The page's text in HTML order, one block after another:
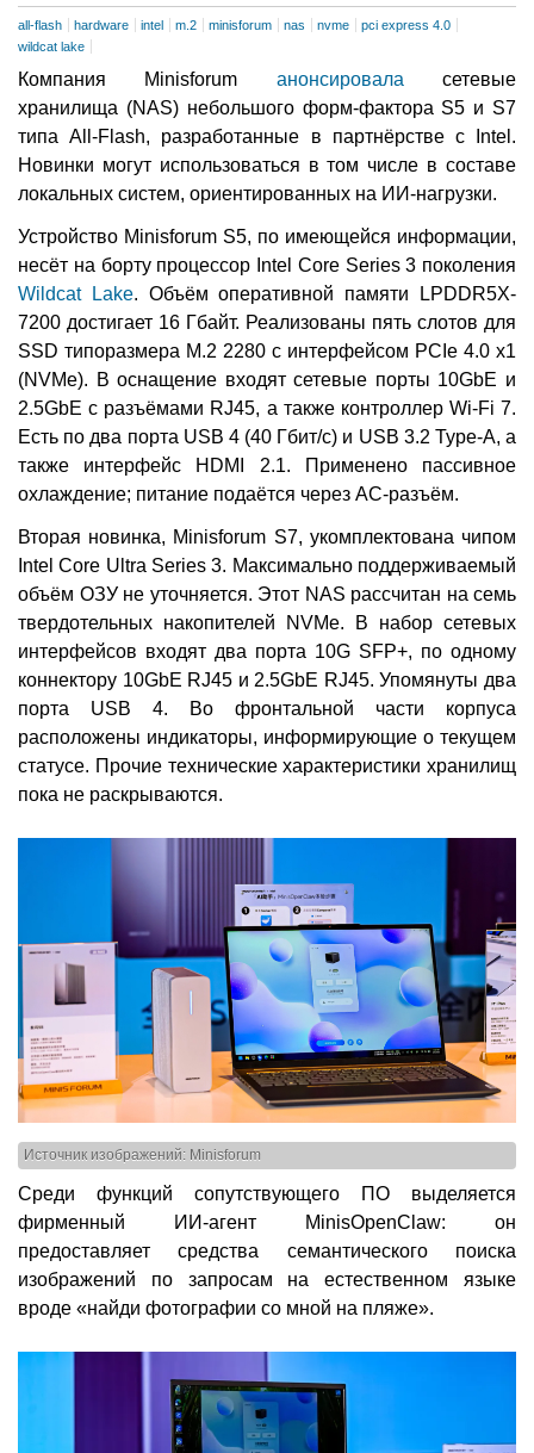
all-flash hardware intel m.2 minisforum nas nvme
pci express 4.0
wildcat lake
Компания Minisforum анонсировала сетевые
хранилища (NAS) небольшого форм-фактора S5 и S7
типа All-Flash, разработанные в партнёрстве с Intel.
Новинки могут использоваться в том числе в составе
локальных систем, ориентированных на ИИ-нагрузки.
Устройство Minisforum S5, по имеющейся информации,
несёт на борту процессор Intel Core Series 3 поколения
Wildcat Lake. Объём оперативной памяти LPDDR5X-
7200 достигает 16 Гбайт. Реализованы пять слотов для
SSD типоразмера M.2 2280 с интерфейсом PCIe 4.0 x1
(NVMe). В оснащение входят сетевые порты 10GbE и
2.5GbE с разъёмами RJ45, а также контроллер Wi-Fi 7.
Есть по два порта USB 4 (40 Гбит/с) и USB 3.2 Type-A, а
также интерфейс HDMI 2.1. Применено пассивное
охлаждение; питание подаётся через AC-разъём.
Вторая новинка, Minisforum S7, укомплектована чипом
Intel Core Ultra Series 3. Максимально поддерживаемый
объём ОЗУ не уточняется. Этот NAS рассчитан на семь
твердотельных накопителей NVMe. В набор сетевых
интерфейсов входят два порта 10G SFP+, по одному
коннектору 10GbE RJ45 и 2.5GbE RJ45. Упомянуты два
порта USB 4. Во фронтальной части корпуса
расположены индикаторы, информирующие о текущем
статусе. Прочие технические характеристики хранилищ
пока не раскрываются.
Источник изображений: Minisforum
Среди функций сопутствующего ПО выделяется
фирменный ИИ-агент MinisOpenClaw: он
предоставляет средства семантического поиска
изображений по запросам на естественном языке
вроде «найди фотографии со мной на пляже».